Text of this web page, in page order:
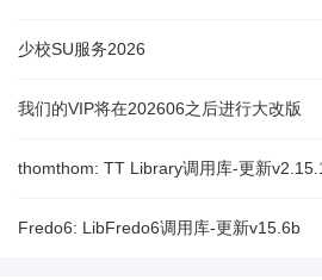
少校SU服务2026
我们的VIP将在202606之后进行大改版
thomthom: TT Library调用库-更新
Fredo6: LibFredo6调用库-更新v15.6b